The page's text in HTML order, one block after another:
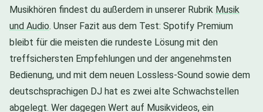
Musikhören findest du außerdem in unserer Rubrik Musik
und Audio. Unser Fazit aus dem Test: Spotify Premium
bleibt für die meisten die rundeste Lösung mit den
treffsichersten Empfehlungen und der angenehmsten
Bedienung, und mit dem neuen Lossless-Sound sowie dem
deutschsprachigen DJ hat es zwei alte Schwachstellen
abgelegt. Wer dagegen Wert auf Musikvideos, ein